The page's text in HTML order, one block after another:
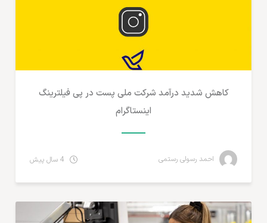
کاهش شدید درآمد شرکت ملی پست در پی فیلترینگ
اینستاگرام
احمد رسولی رستمی